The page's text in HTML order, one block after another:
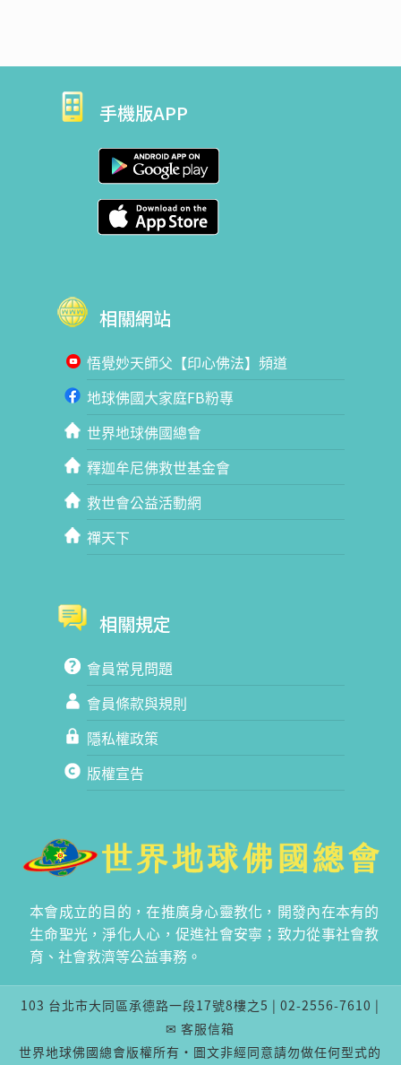
手機版APP
相關網站
悟覺妙天師父【印心佛法】頻道
地球佛國大家庭FB粉專
世界地球佛國總會
釋迦牟尼佛救世基金會
救世會公益活動網
禪天下
相關規定
會員常見問題
會員條款與規則
隱私權政策
版權宣告
本會成立的目的，在推廣身心靈教化，開發內在本有的
生命聖光，淨化人心，促進社會安寧；致力從事社會教
育、社會救濟等公益事務。
103 台北市大同區承德路一段17號8樓之5 | 02-2556-7610 |
✉ 客服信箱
世界地球佛國總會版權所有‧圖文非經同意請勿做任何型式的